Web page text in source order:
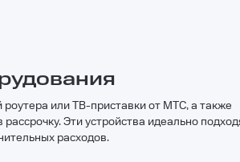
роутера или ТВ-приставки от МТС, а также
Эти устройства идеально
расходов.